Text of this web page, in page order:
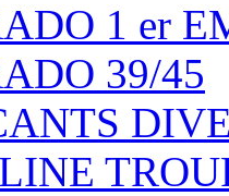
1 er
39/45